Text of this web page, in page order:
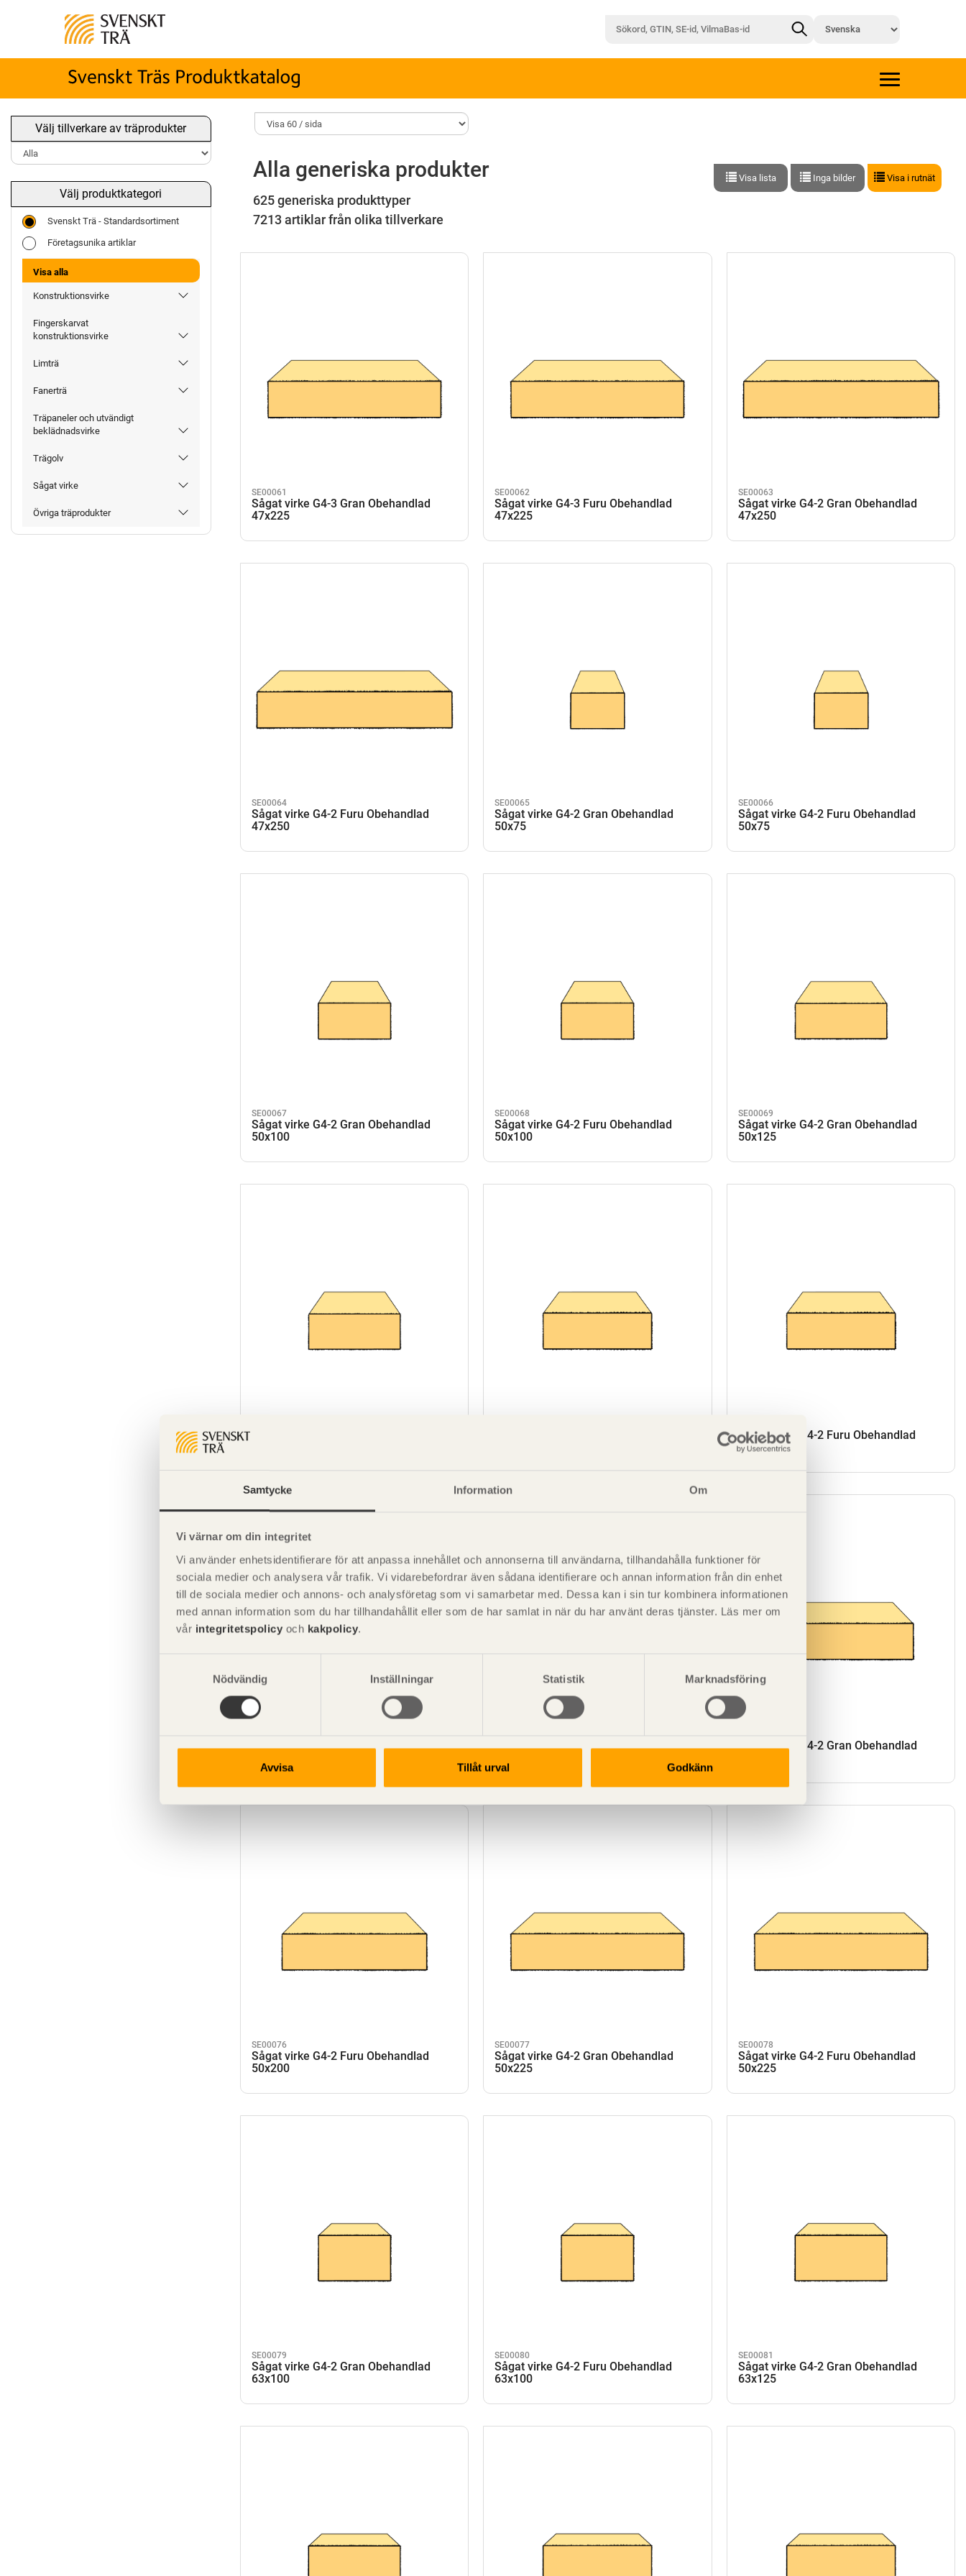
Samtycke Information Om
Vi värnar om din integritet
Vi använder enhetsidentifierare för att anpassa innehållet och annonserna till användarna, tillhandahålla funktioner för
sociala medier och analysera vår trafik. Vi vidarebefordrar även sådana identifierare och annan information från din enhet
till de sociala medier och annons- och analysföretag som vi samarbetar med. Dessa kan i sin tur kombinera informationen
med annan information som du har tillhandahållit eller som de har samlat in när du har använt deras tjänster. Läs mer om
vår integritetspolicy och kakpolicy.
Nödvändig
Inställningar Statistik Marknadsföring
Avvisa Tillåt urval Godkänn
Välj tillverkare av träprodukter
Välj produktkategori
Svenskt Trä - Standardsortiment
Företagsunika artiklar
Visa alla
Konstruktionsvirke
Fingerskarvat
konstruktionsvirke
Limträ
Fanerträ
Träpaneler och utvändigt
beklädnadsvirke
Trägolv
Sågat virke
Övriga träprodukter
Visa lista Inga bilder Visa i rutnät
Alla generiska produkter
625 generiska produkttyper
7213 artiklar från olika tillverkare
SE00061
Sågat virke G4-3 Gran Obehandlad
47x225
SE00062
Sågat virke G4-3 Furu Obehandlad
47x225
SE00063
Sågat virke G4-2 Gran Obehandlad
47x250
SE00064
Sågat virke G4-2 Furu Obehandlad
47x250
SE00065
Sågat virke G4-2 Gran Obehandlad
50x75
SE00066
Sågat virke G4-2 Furu Obehandlad
50x75
SE00067
Sågat virke G4-2 Gran Obehandlad
50x100
SE00068
Sågat virke G4-2 Furu Obehandlad
50x100
SE00069
Sågat virke G4-2 Gran Obehandlad
50x125
Sågat virke G4-2 Furu Obehandlad
50x150
Sågat virke G4-2 Gran Obehandlad
Sågat virke G4-2 Furu Obehandlad
Sågat virke G4-2 Gran Obehandlad
SE00076
Sågat virke G4-2 Furu Obehandlad
50x200
SE00077
Sågat virke G4-2 Gran Obehandlad
50x225
SE00078
Sågat virke G4-2 Furu Obehandlad
50x225
SE00079
Sågat virke G4-2 Gran Obehandlad
63x100
SE00080
Sågat virke G4-2 Furu Obehandlad
63x100
SE00081
Sågat virke G4-2 Gran Obehandlad
63x125